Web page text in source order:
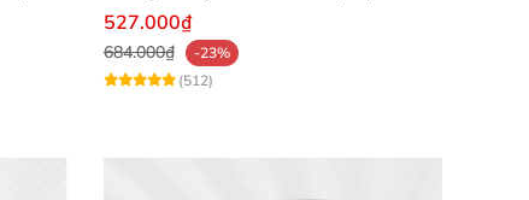
527.000₫
684.000₫
-23%
(512)